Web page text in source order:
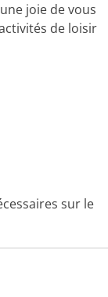
joie de vous
de loisir
sur le